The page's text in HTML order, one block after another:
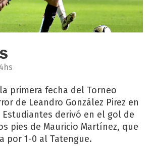
primera fecha del Torneo
de Leandro González Pirez en
derivó en el gol de
pies de Mauricio Martínez, que
por 1-0 al Tatengue.